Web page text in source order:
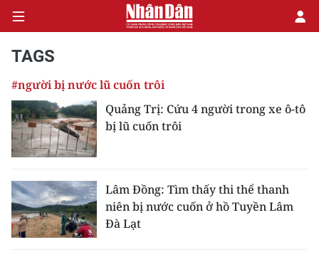
CHÍNH TRỊ
KINH TẾ
XÃ HỘI
PHÁP LUẬT
TAGS
#người bị nước lũ cuốn trôi
Quảng Trị: Cứu 4 người trong xe ô-tô
bị lũ cuốn trôi
Lâm Đồng: Tìm thấy thi thể thanh
niên bị nước cuốn ở hồ Tuyền Lâm
Đà Lạt